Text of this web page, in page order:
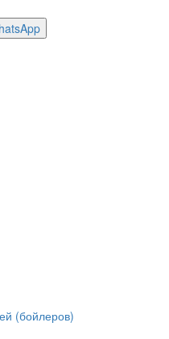
(бойлеров)